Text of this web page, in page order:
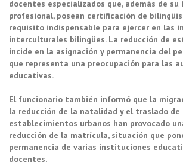
docentes especializados que, además de su
profesional, posean certificación de
requisito indispensable para ejercer en las
interculturales bilingües. La reducción de
incide en la asignación y permanencia del
que representa una preocupación para las
educativas.
El funcionario también informó que la
la reducción de la natalidad y el traslado de
establecimientos urbanos han provocado
reducción de la matrícula, situación que
permanencia de varias instituciones
docentes.